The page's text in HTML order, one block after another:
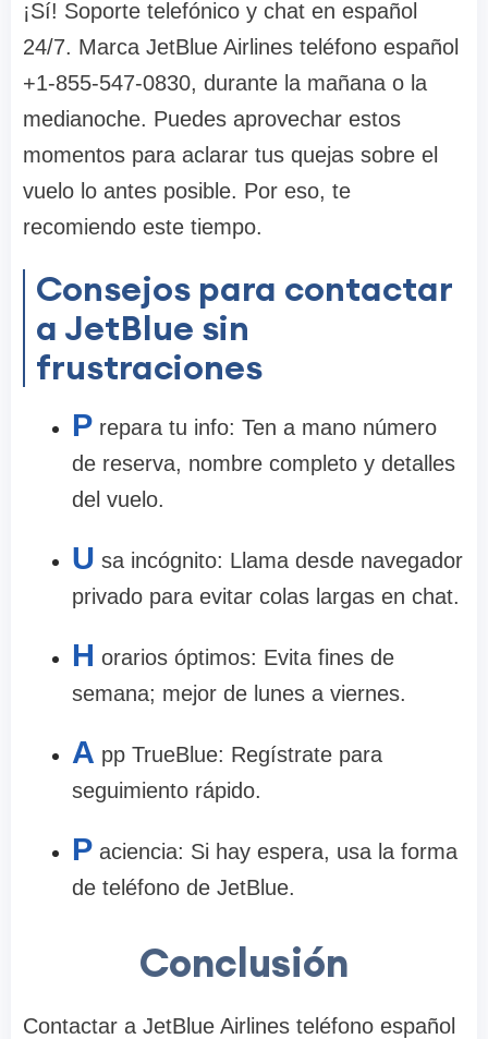
¡Sí! Soporte telefónico y chat en español
24/7. Marca JetBlue Airlines teléfono español
+1-855-547-0830, durante la mañana o la
medianoche. Puedes aprovechar estos
momentos para aclarar tus quejas sobre el
vuelo lo antes posible. Por eso, te
recomiendo este tiempo.
Consejos para contactar
a JetBlue sin
frustraciones
P repara tu info: Ten a mano número
de reserva, nombre completo y detalles
del vuelo.
U sa incógnito: Llama desde navegador
privado para evitar colas largas en chat.
H orarios óptimos: Evita fines de
semana; mejor de lunes a viernes.
A pp TrueBlue: Regístrate para
seguimiento rápido.
P aciencia: Si hay espera, usa la forma
de teléfono de JetBlue.
Conclusión
Contactar a JetBlue Airlines teléfono español